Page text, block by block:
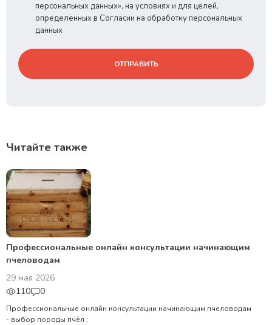
персональных данных», на условиях и для целей,
определенных в Согласии на обработку персональных
данных
ОТПРАВИТЬ
Читайте также
Профессиональные онлайн консультации начинающим
пчеловодам
29 мая 2026
110
0
Профессиональные онлайн консультации начинающим пчеловодам
- выбор породы пчёл ;